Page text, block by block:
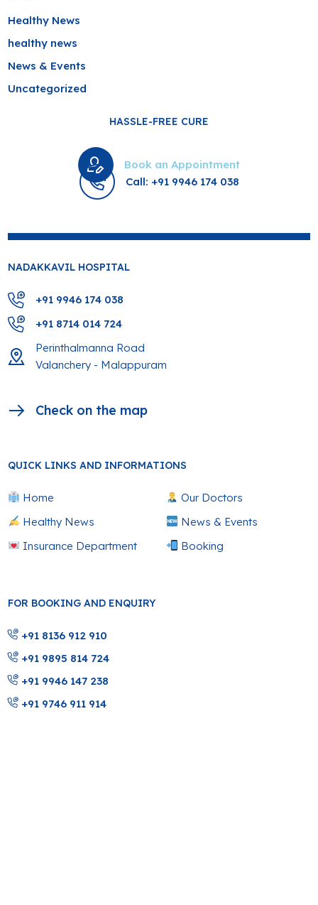
Healthy News
healthy news
News & Events
Uncategorized
HASSLE-FREE CURE
Book an Appointment
Call: +91 9946 174 038
NADAKKAVIL HOSPITAL
+91 9946 174 038
+91 8714 014 724
Perinthalmanna Road
Valanchery - Malappuram
Check on the map
QUICK LINKS AND INFORMATIONS
Home
Our Doctors
Healthy News
News & Events
Insurance Department
Booking
FOR BOOKING AND ENQUIRY
+91 8136 912 910
+91 9895 814 724
+91 9946 147 238
+91 9746 911 914